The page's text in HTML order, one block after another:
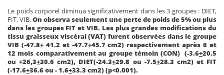
Le poids corporel diminua significativement dans les 3 groupes : DIET,
FIT, VIB.On observa seulement une perte de poids de 5% ou plus
dans les groupes FIT et VIB. Les plus grandes modifications du
tissu graisseux viscéral (VAT) furent observées dans le groupe
VIB (-47.8+41.2 et -47.7+45.7 cm2) respectivement après 6 et
12 mois comparativement au groupe témoin (CON) (-3.6+20.5
ou +26,3+30.6 cm2), DIET(-24.3+29.8 ou -7.5+28.3 cm2) et FIT
(-17.6+36.6 ou - 1.6+33.3 cm2) (p<0.001).